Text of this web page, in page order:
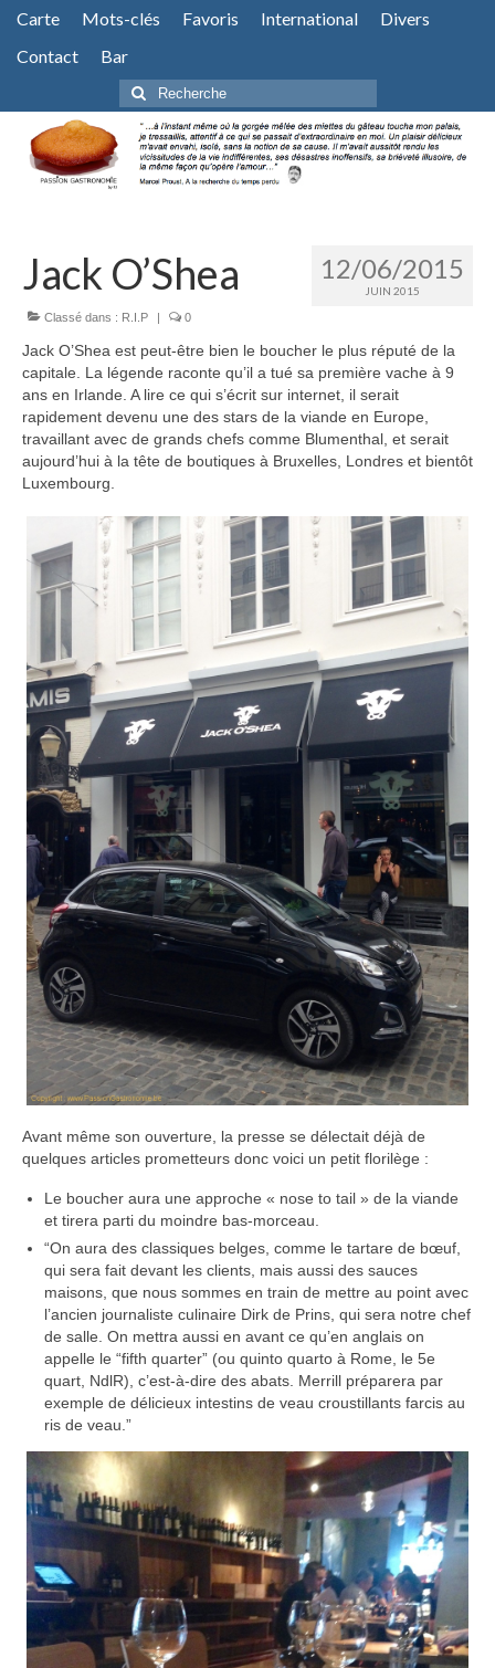
Carte Mots-clés Favoris International
Divers
Contact
Bar
Rechercher
:
12/06/2015
JUIN 2015
Jack O’Shea
Classé dans : R.I.P | 0
Jack O’Shea est peut-être bien le boucher le plus réputé de la
capitale. La légende raconte qu’il a tué sa première vache à 9
ans en Irlande. A lire ce qui s’écrit sur internet, il serait
rapidement devenu une des stars de la viande en Europe,
travaillant avec de grands chefs comme Blumenthal, et serait
aujourd’hui à la tête de boutiques à Bruxelles, Londres et bientôt
Luxembourg.
Avant même son ouverture, la presse se délectait déjà de
quelques articles prometteurs donc voici un petit florilège :
Le boucher aura une approche « nose to tail » de la viande
et tirera parti du moindre bas-morceau.
“On aura des classiques belges, comme le tartare de bœuf,
qui sera fait devant les clients, mais aussi des sauces
maisons, que nous sommes en train de mettre au point avec
l’ancien journaliste culinaire Dirk de Prins, qui sera notre chef
de salle. On mettra aussi en avant ce qu’en anglais on
appelle le “fifth quarter” (ou quinto quarto à Rome, le 5e
quart, NdlR), c’est-à-dire des abats. Merrill préparera par
exemple de délicieux intestins de veau croustillants farcis au
ris de veau.”